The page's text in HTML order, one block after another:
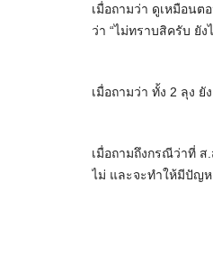
เมื่อถามว่า ดูเหมือน
ว่า “ไม่ทราบสิครับ ยัง
เมื่อถามว่า ทั้ง 2 ลุง
เมื่อถามถึงกรณีว่าที่
ไม่ และจะทำให้มีปัญ